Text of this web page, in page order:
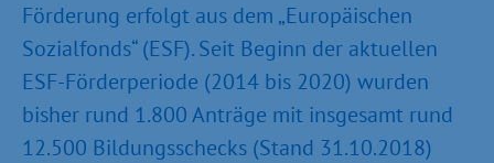
Förderung erfolgt aus dem „Europäischen
Sozialfonds“ (ESF). Seit Beginn der aktuellen
ESF-Förderperiode (2014 bis 2020) wurden
bisher rund 1.800 Anträge mit insgesamt rund
12.500 Bildungsschecks (Stand 31.10.2018)